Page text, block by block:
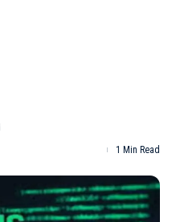
1 Min Read